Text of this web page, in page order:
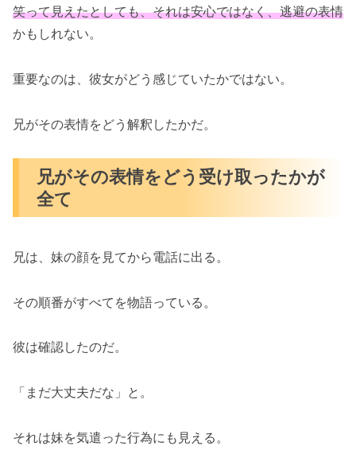
笑って見えたとしても、それは安心ではなく、逃避の表情
かもしれない。
重要なのは、彼女がどう感じていたかではない。
兄がその表情をどう解釈したかだ。
兄がその表情をどう受け取ったかが
全て
兄は、妹の顔を見てから電話に出る。
その順番がすべてを物語っている。
彼は確認したのだ。
「まだ大丈夫だな」と。
それは妹を気遣った行為にも見える。